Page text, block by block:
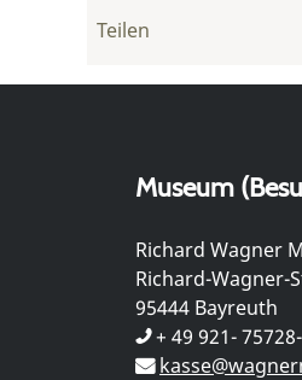
Teilen
Museum
Richard Wagner
Richard-Wagner-
95444 Bayreuth
+ 49 921-